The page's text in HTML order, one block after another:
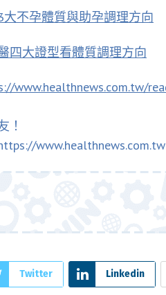
不孕體質與助孕調理方向
四大證型看體質調理方向
www.healthnews.com.tw/
！
www.healthnews.com.tw
Twitter Linkedin